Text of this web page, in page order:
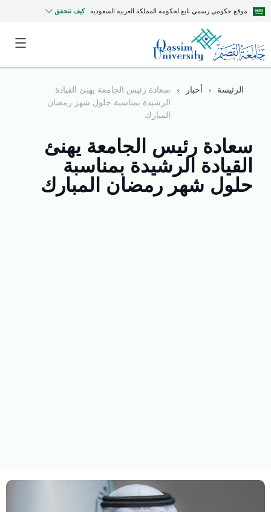
موقع حكومي رسمي تابع لحكومة المملكة العربية السعودية كيف تتحقق
الرئيسة أخبار
سعادة رئيس الجامعة يهنئ القيادة
الرشيدة بمناسبة حلول شهر رمضان
المبارك
سعادة رئيس الجامعة يهنئ
القيادة الرشيدة بمناسبة
حلول شهر رمضان المبارك